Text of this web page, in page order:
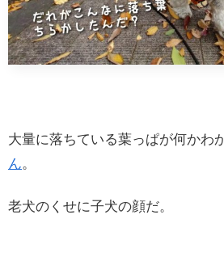
大量に落ちている葉っぱが何かわ
ん。
老犬のくせに子犬の顔だ。